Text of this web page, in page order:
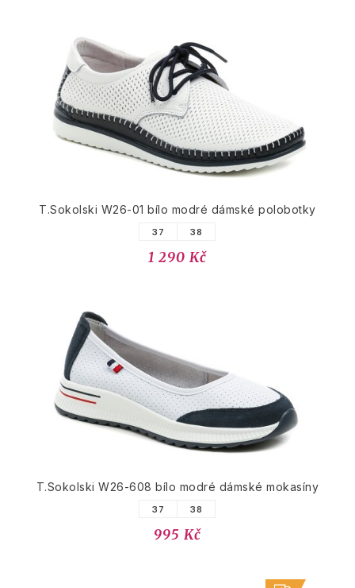
T.Sokolski W26-01 bílo modré dámské polobotky
37 38
1 290 Kč
T.Sokolski W26-608 bílo modré dámské mokasíny
37 38
995 Kč